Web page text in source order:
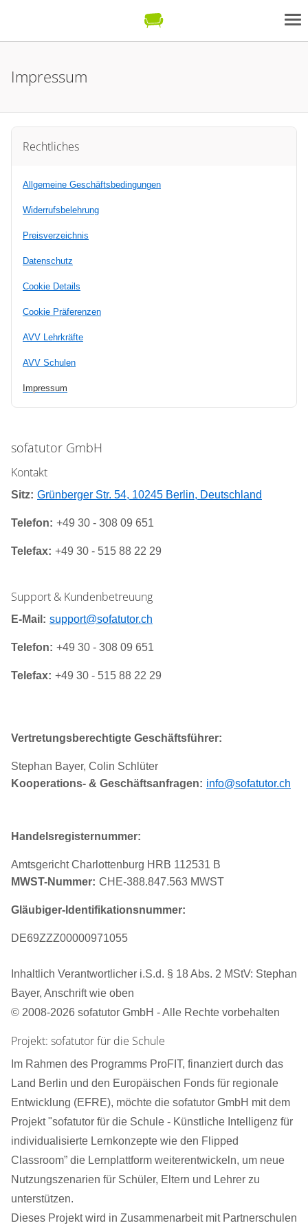
Impressum
sofatutor GmbH
Kontakt
Sitz: Grünberger Str. 54, 10245 Berlin, Deutschland
Telefon: +49 30 - 308 09 651
Telefax: +49 30 - 515 88 22 29
Support & Kundenbetreuung
E-Mail: support@sofatutor.ch
Telefon: +49 30 - 308 09 651
Telefax: +49 30 - 515 88 22 29
Vertretungsberechtigte Geschäftsführer:
Stephan Bayer, Colin Schlüter
Kooperations- & Geschäftsanfragen: info@sofatutor.ch
Handelsregisternummer:
Amtsgericht Charlottenburg HRB 112531 B
MWST-Nummer: CHE-388.847.563 MWST
Gläubiger-Identifikationsnummer:
DE69ZZZ00000971055
Inhaltlich Verantwortlicher i.S.d. § 18 Abs. 2 MStV: Stephan
Bayer, Anschrift wie oben
© 2008-2026 sofatutor GmbH - Alle Rechte vorbehalten
Projekt: sofatutor für die Schule
Im Rahmen des Programms ProFIT, finanziert durch das
Land Berlin und den Europäischen Fonds für regionale
Entwicklung (EFRE), möchte die sofatutor GmbH mit dem
Projekt "sofatutor für die Schule - Künstliche Intelligenz für
individualisierte Lernkonzepte wie den Flipped
Classroom” die Lernplattform weiterentwickeln, um neue
Nutzungszenarien für Schüler, Eltern und Lehrer zu
unterstützen.
Dieses Projekt wird in Zusammenarbeit mit Partnerschulen
Rechtliches
Allgemeine Geschäftsbedingungen
Widerrufsbelehrung
Preisverzeichnis
Datenschutz
Cookie Details
Cookie Präferenzen
AVV Lehrkräfte
AVV Schulen
Impressum